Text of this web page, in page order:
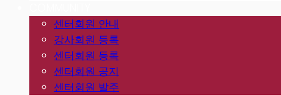
센터회원 안내
강사회원 등록
센터회원 등록
센터회원 공지
센터회원 발주